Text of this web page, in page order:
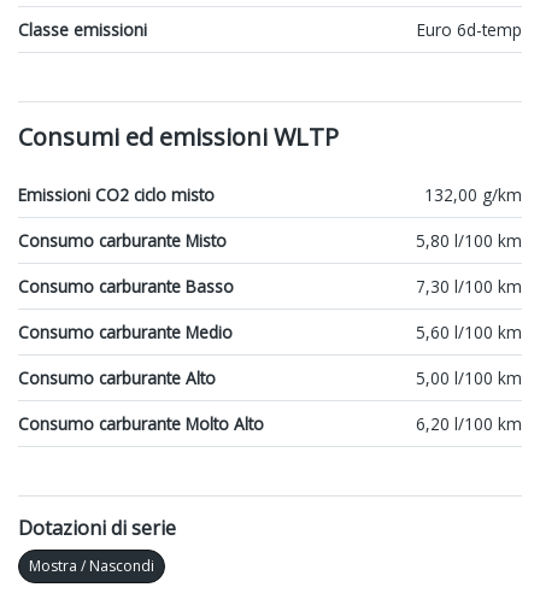
Classe emissioni
Euro 6d-temp
Consumi ed emissioni WLTP
Emissioni CO2 ciclo misto
132,00 g/km
Consumo carburante Misto
5,80 l/100 km
Consumo carburante Basso
7,30 l/100 km
Consumo carburante Medio
5,60 l/100 km
Consumo carburante Alto
5,00 l/100 km
Consumo carburante Molto Alto
6,20 l/100 km
Dotazioni di serie
Mostra / Nascondi